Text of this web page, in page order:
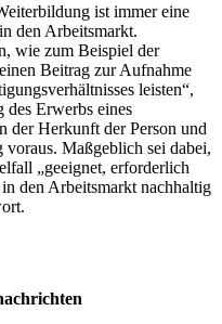
ist immer eine
den Arbeitsmarkt.
wie zum Beispiel der
Beitrag zur Aufnahme
leisten“,
des Erwerbs eines
der Herkunft der Person und
Maßgeblich sei dabei,
„geeignet, erforderlich
den Arbeitsmarkt nachhaltig